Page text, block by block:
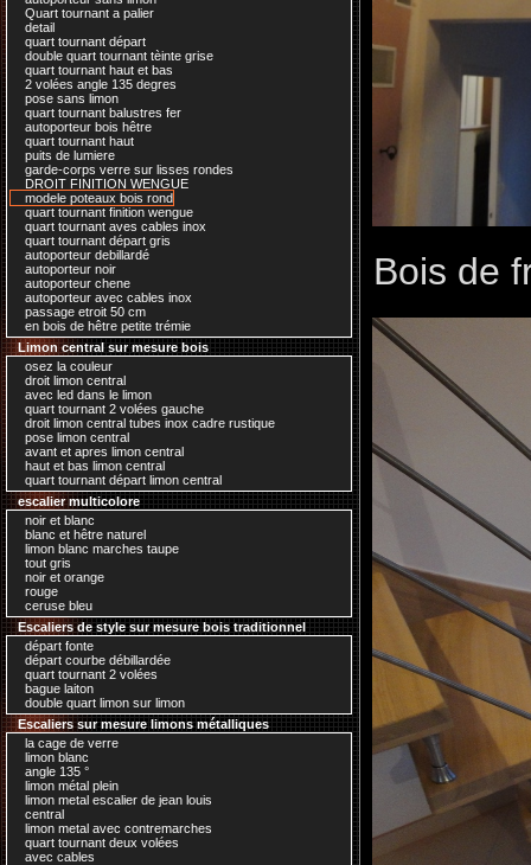
Quart tournant a palier
detail
quart tournant départ
double quart tournant tèinte grise
quart tournant haut et bas
2 volées angle 135 degres
pose sans limon
quart tournant balustres fer
autoporteur bois hêtre
quart tournant haut
puits de lumiere
garde-corps verre sur lisses rondes
DROIT FINITION WENGUE
modele poteaux bois rond
quart tournant finition wengue
quart tournant aves cables inox
quart tournant départ gris
autoporteur debillardé
autoporteur noir
autoporteur chene
autoporteur avec cables inox
passage etroit 50 cm
en bois de hêtre petite trémie
Limon central sur mesure bois
osez la couleur
droit limon central
avec led dans le limon
quart tournant 2 volées gauche
droit limon central tubes inox cadre rustique
pose limon central
avant et apres limon central
haut et bas limon central
quart tournant départ limon central
escalier multicolore
noir et blanc
blanc et hêtre naturel
limon blanc marches taupe
tout gris
noir et orange
rouge
ceruse bleu
Escaliers de style sur mesure bois traditionnel
départ fonte
départ courbe débillardée
quart tournant 2 volées
bague laiton
double quart limon sur limon
Escaliers sur mesure limons métalliques
la cage de verre
limon blanc
angle 135 °
limon métal plein
limon metal escalier de jean louis
central
limon metal avec contremarches
quart tournant deux volées
avec cables
Bois de